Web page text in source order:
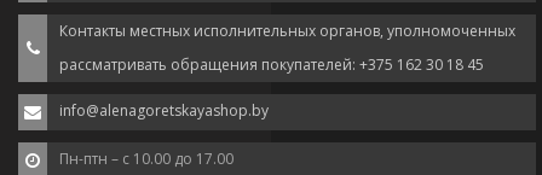
Контакты местных исполнительных органов, уполномоченных
рассматривать обращения покупателей: +375 162 30 18 45
info@alenagoretskayashop.by
Пн-птн – с 10.00 до 17.00